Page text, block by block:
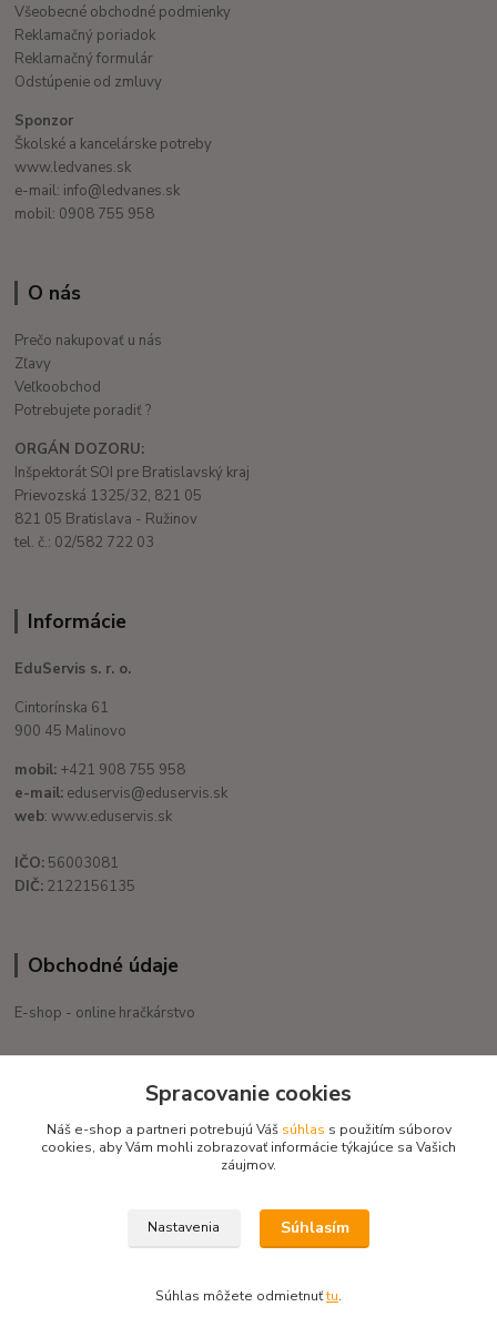
Všeobecné obchodné podmienky
Reklamačný poriadok
Reklamačný formulár
Odstúpenie od zmluvy
Sponzor
Školské a kancelárske potreby
www.ledvanes.sk
e-mail: info@ledvanes.sk
mobil: 0908 755 958
O nás
Prečo nakupovať u nás
Zľavy
Veľkoobchod
Potrebujete poradiť ?
ORGÁN DOZORU:
Inšpektorát SOI pre Bratislavský kraj
Prievozská 1325/32, 821 05
821 05 Bratislava - Ružinov
tel. č.: 02/582 722 03
Informácie
EduServis s. r. o.
Cintorínska 61
900 45 Malinovo
mobil: +421 908 755 958
e-mail: eduservis@eduservis.sk
web: www.eduservis.sk
IČO: 56003081
DIČ: 2122156135
Obchodné údaje
E-shop - online hračkárstvo
Po. - Pia. od 9:00 hod. - 16:00 hod.
eduservis@eduservis.sk
Copyright © 2020 EduServis - Všetky práva vyhradené / Design EduServis
Spracovanie cookies
Náš e-shop a partneri potrebujú Váš súhlas s použitím súborov
cookies, aby Vám mohli zobrazovať informácie týkajúce sa Vašich
záujmov.
Nastavenia Súhlasím
Súhlas môžete odmietnuťtu.